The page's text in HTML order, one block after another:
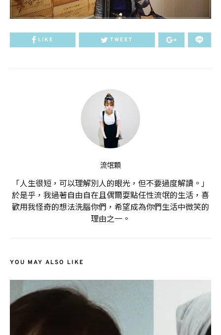
LIKE TWEET
流氓顆
「人生很短，可以理解別人的眼光，但不要過度解讀。」
於是乎，我過著自由自在且偶爾耍點任性流氓的生活，喜
歡用我怪奇的想法洗腦你們，希望成為你們生活中微笑的
理由之一。
YOU MAY ALSO LIKE